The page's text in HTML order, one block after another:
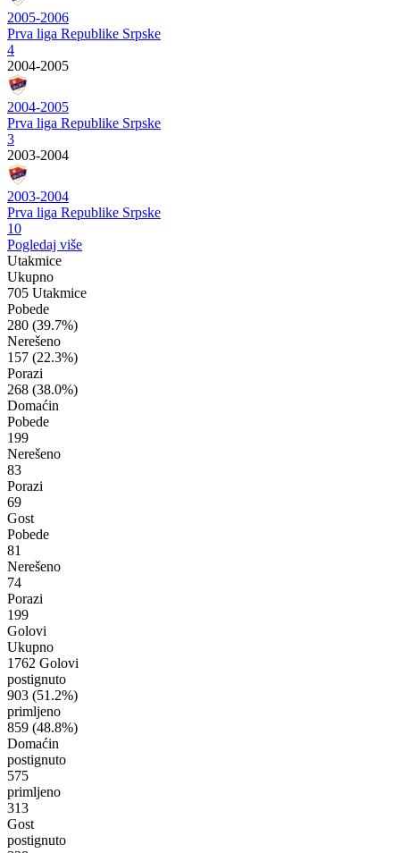
2005-2006
Prva liga Republike Srpske
4
2004-2005
2004-2005
Prva liga Republike Srpske
3
2003-2004
2003-2004
Prva liga Republike Srpske
10
Pogledaj više
Utakmice
Ukupno
705 Utakmice
Pobede
280 (39.7%)
Nerešeno
157 (22.3%)
Porazi
268 (38.0%)
Domaćin
Pobede
199
Nerešeno
83
Porazi
69
Gost
Pobede
81
Nerešeno
74
Porazi
199
Golovi
Ukupno
1762 Golovi
postignuto
903 (51.2%)
primljeno
859 (48.8%)
Domaćin
postignuto
575
primljeno
313
Gost
postignuto